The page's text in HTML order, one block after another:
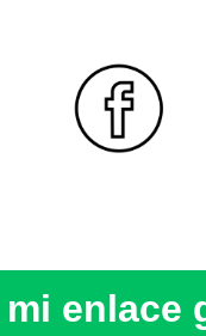
mi enlace